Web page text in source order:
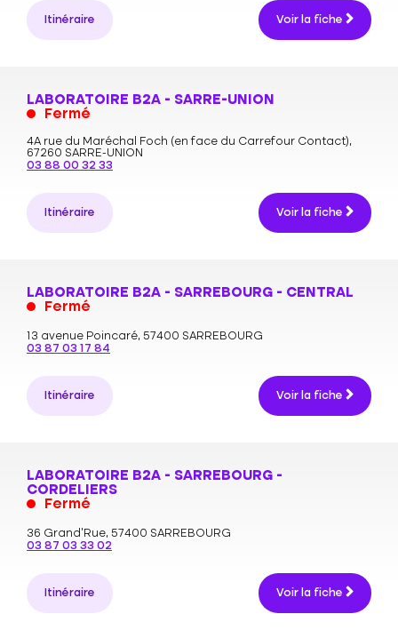
Itinéraire Voir la fiche
LABORATOIRE B2A - SARRE-UNION
Fermé
4A rue du Maréchal Foch (en face du Carrefour Contact),
67260 SARRE-UNION
03 88 00 32 33
Itinéraire Voir la fiche
LABORATOIRE B2A - SARREBOURG - CENTRAL
Fermé
13 avenue Poincaré, 57400 SARREBOURG
03 87 03 17 84
Itinéraire Voir la fiche
LABORATOIRE B2A - SARREBOURG -
CORDELIERS
Fermé
36 Grand’Rue, 57400 SARREBOURG
03 87 03 33 02
Itinéraire Voir la fiche